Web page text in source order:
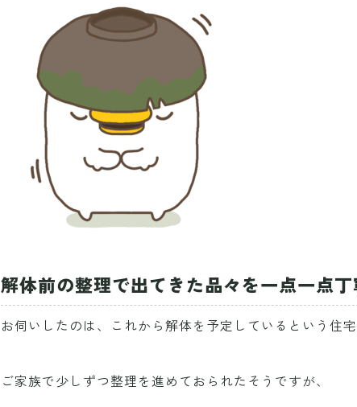
解体前の整理で出てきた品々を一点一点丁
お伺いしたのは、これから解体を予定しているという住宅
ご家族で少しずつ整理を進めておられたそうですが、